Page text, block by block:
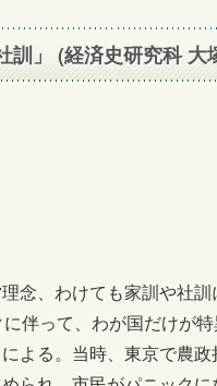
社訓」 (経済史研究
念、わけても家訓や社
伴って、わが国だけが
よる。当時、東京で農